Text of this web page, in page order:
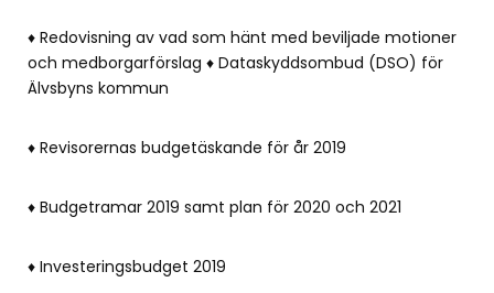
♦ Redovisning av vad som hänt med beviljade motioner
och medborgarförslag ♦ Dataskyddsombud (DSO) för
Älvsbyns kommun
♦ Revisorernas budgetäskande för år 2019
♦ Budgetramar 2019 samt plan för 2020 och 2021
♦ Investeringsbudget 2019